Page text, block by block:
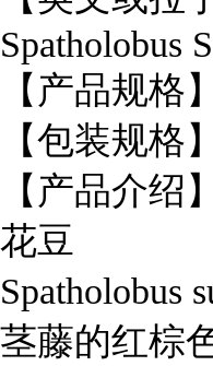
Spatholobus
【产品规格
【包装规格
【产品介绍
花豆
Spatholobus
茎藤的红棕